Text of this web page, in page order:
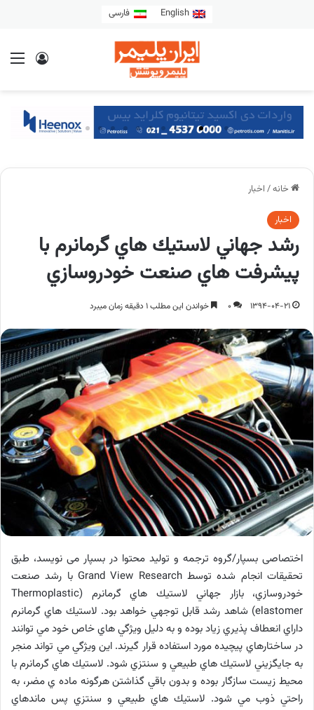
English فارسی
خانه/ اخبار
اخبار
رشد جهاني لاستيك هاي گرمانرم با
پيشرفت هاي صنعت خودروسازي
1394-04-21
0 خواندن این مطلب 1 دقیقه زمان میبرد
اختصاصی بسپار/گروه ترجمه و تولید محتوا در بسپار می نویسد، طبق
تحقيقات انجام شده توسط Grand View Research با رشد صنعت
خودروسازي، بازار جهاني لاستيك هاي گرمانرم (Thermoplastic
elastomer) شاهد رشد قابل توجهي خواهد بود. لاستيك هاي گرمانرم
داراي انعطاف پذيري زياد بوده و به دليل ويژگي هاي خاص خود مي توانند
در ساختارهاي پيچيده مورد استفاده قرار گيرند. اين ويژگي مي تواند منجر
به جايگزيني لاستيك هاي طبيعي و سنتزي شود. لاستيك هاي گرمانرم با
محيط زيست سازگار بوده و بدون باقي گذاشتن هرگونه ماده ي مضر، به
راحتي ذوب مي شود. لاستيك هاي طبيعي و سنتزي پس ماندهاي